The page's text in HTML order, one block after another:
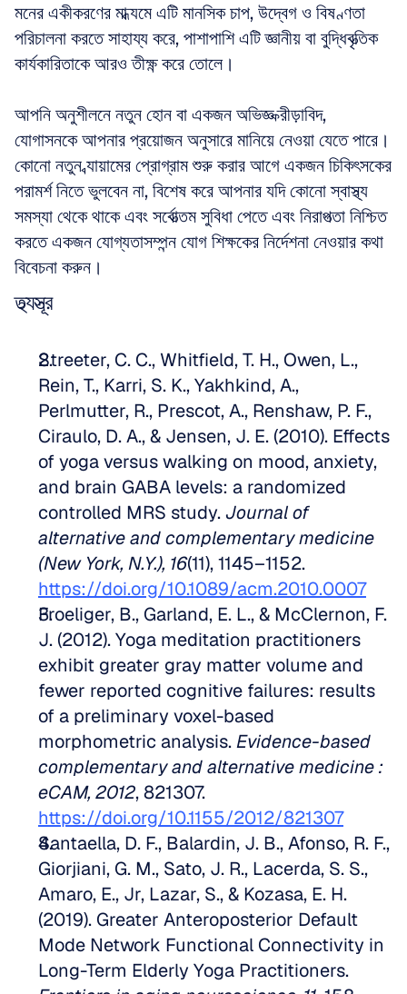
মনের একীকরণের মাধ্যমে এটি মানসিক চাপ, উদ্বেগ ও বিষণ্ণতা
পরিচালনা করতে সাহায্য করে, পাশাপাশি এটি জ্ঞানীয় বা বুদ্ধিবৃত্তিক
কার্যকারিতাকে আরও তীক্ষ্ণ করে তোলে।
আপনি অনুশীলনে নতুন হোন বা একজন অভিজ্ঞ ক্রীড়াবিদ,
যোগাসনকে আপনার প্রয়োজন অনুসারে মানিয়ে নেওয়া যেতে পারে।
কোনো নতুন ব্যায়ামের প্রোগ্রাম শুরু করার আগে একজন চিকিৎসকের
পরামর্শ নিতে ভুলবেন না, বিশেষ করে আপনার যদি কোনো স্বাস্থ্য
সমস্যা থেকে থাকে এবং সর্বোত্তম সুবিধা পেতে এবং নিরাপত্তা নিশ্চিত
করতে একজন যোগ্যতাসম্পন্ন যোগ শিক্ষকের নির্দেশনা নেওয়ার কথা
বিবেচনা করুন।
তথ্যসূত্র
Streeter, C. C., Whitfield, T. H., Owen, L.,
Rein, T., Karri, S. K., Yakhkind, A.,
Perlmutter, R., Prescot, A., Renshaw, P. F.,
Ciraulo, D. A., & Jensen, J. E. (2010). Effects
of yoga versus walking on mood, anxiety,
and brain GABA levels: a randomized
controlled MRS study. Journal of
alternative and complementary medicine
(New York, N.Y.), 16
https://doi.org/10.1089/acm.2010.0007
Froeliger, B., Garland, E. L., & McClernon, F.
J. (2012). Yoga meditation practitioners
exhibit greater gray matter volume and
fewer reported cognitive failures: results
of a preliminary voxel-based
morphometric analysis. Evidence-based
complementary and alternative medicine :
eCAM, 2012
https://doi.org/10.1155/2012/821307
Santaella, D. F., Balardin, J. B., Afonso, R. F.,
Giorjiani, G. M., Sato, J. R., Lacerda, S. S.,
Amaro, E., Jr, Lazar, S., & Kozasa, E. H.
(2019). Greater Anteroposterior Default
Mode Network Functional Connectivity in